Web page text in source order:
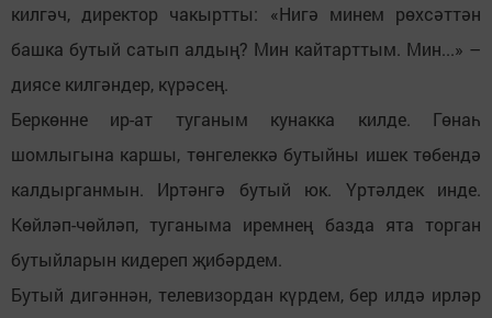
килгәч, директор чакыртты: «Нигә минем рөхсәттән
башка бутый сатып алдың? Мин кайтарттым. Мин...» –
диясе килгәндер, күрәсең.
Беркөнне ир-ат туганым кунакка килде. Гөнаһ
шомлыгына каршы, төнгелеккә бутыйны ишек төбендә
калдырганмын. Иртәнгә бутый юк. Үртәлдек инде.
Көйләп-чөйләп, туганыма иремнең базда ята торган
бутыйларын кидереп җибәрдем.
Бутый дигәннән, телевизордан күрдем, бер илдә ирләр